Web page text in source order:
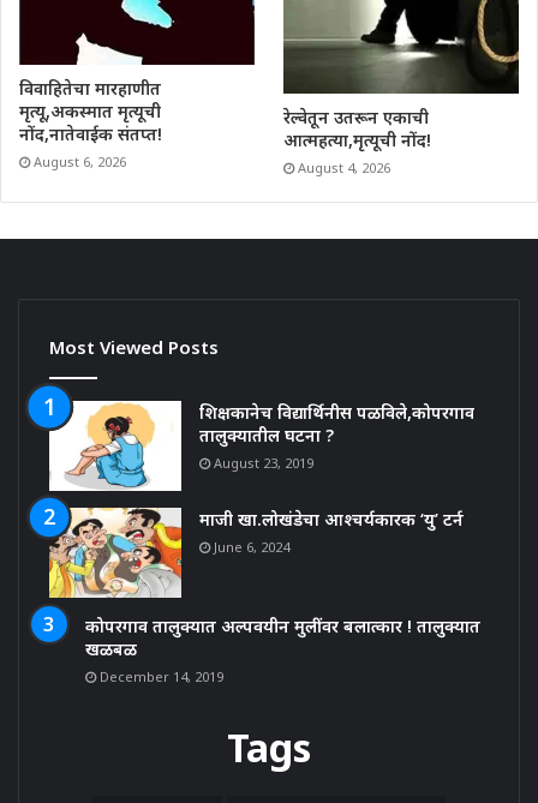
विवाहितेचा मारहाणीत
मृत्यू,अकस्मात मृत्यूची
नोंद,नातेवाईक संतप्त!
August 6, 2026
रेल्वेतून उतरून एकाची
आत्महत्या,मृत्यूची नोंद!
August 4, 2026
Most Viewed Posts
शिक्षकानेच विद्यार्थिनीस पळविले,कोपरगाव
तालुक्यातील घटना ?
August 23, 2019
माजी खा.लोखंडेचा आश्चर्यकारक ‘यु’ टर्न
June 6, 2024
कोपरगाव तालुक्यात अल्पवयीन मुलींवर बलात्कार ! तालुक्यात
खळबळ
December 14, 2019
Tags